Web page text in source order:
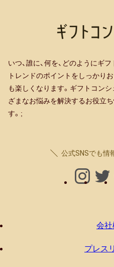
いつ、誰に、何を、どのようにギ
トレンドのポイントをしっかり
も楽しくなります。ギフトコン
ざまなお悩みを解決するお役立
す。;
公式SNSでも情
会
プレス